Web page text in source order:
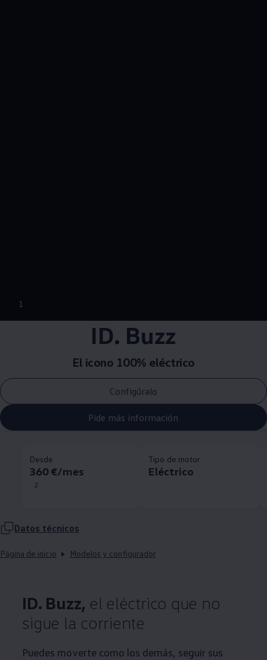
1
ID. Buzz
El icono 100% eléctrico
Configúralo
Pide más información
Desde
360 €/mes
2
Tipo de motor
Eléctrico
Datos técnicos
Página de inicio Modelos y configurador
ID. Buzz, el eléctrico que no
sigue la corriente
Puedes moverte como los demás, seguir sus